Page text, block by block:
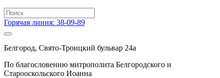
Горячая линия: 38-09-89
Белгород, Свято-Троицкий бульвар 24а
По благословению митрополита Белгородского и
Старооскольского Иоанна